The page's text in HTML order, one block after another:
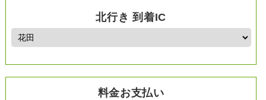
北行き 到着IC
料金お支払い